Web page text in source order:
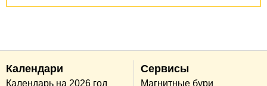
Календари
Календарь на 2026 год
Сервисы
Магнитные бури